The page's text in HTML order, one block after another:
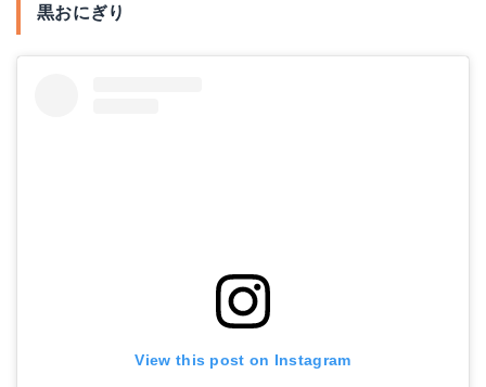
黒おにぎり
View this post on Instagram